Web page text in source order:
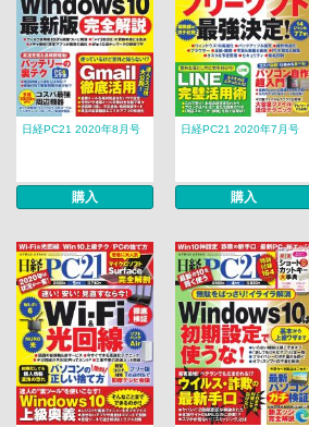
日経PC21 2020年8月号
購入
日経PC21 2020年7月号
購入